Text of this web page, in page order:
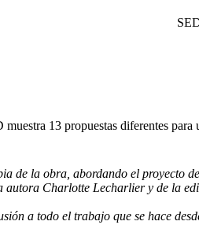
13 propuestas diferentes para
de la obra, abordando el proyecto
Charlotte Lecharlier y de la
a todo el trabajo que se hace